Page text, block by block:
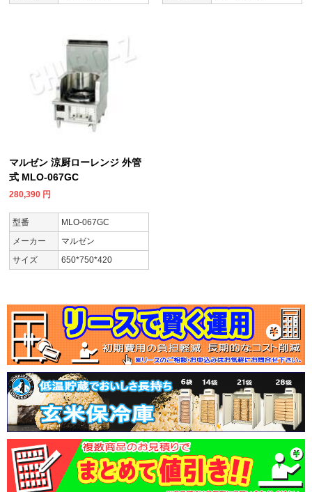
マルゼン 涼厨ローレンジ 外管
式 MLO-067GC
280,390 円
型番
MLO-067GC
メーカー
マルゼン
サイズ
650*750*420